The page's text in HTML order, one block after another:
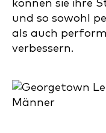
können sie ihre
und so sowohl
als auch
verbessern.